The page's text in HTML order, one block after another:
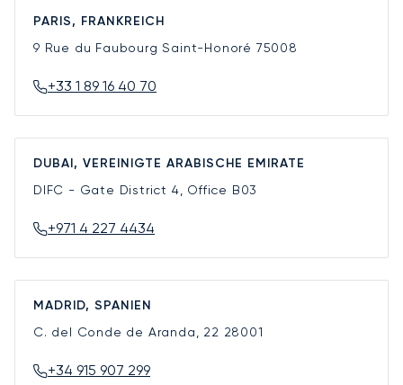
PARIS, FRANKREICH
9 Rue du Faubourg Saint-Honoré 75008
+33 1 89 16 40 70
DUBAI, VEREINIGTE ARABISCHE EMIRATE
DIFC - Gate District 4, Office B03
+971 4 227 4434
MADRID, SPANIEN
C. del Conde de Aranda, 22 28001
+34 915 907 299